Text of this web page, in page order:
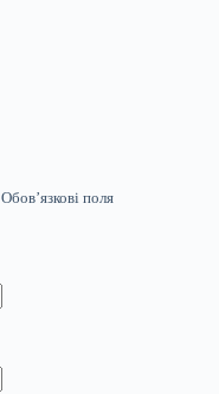
Обов’язкові поля